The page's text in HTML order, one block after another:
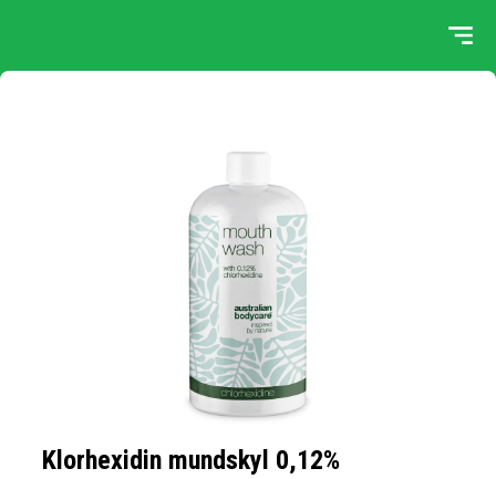
Klorhexidin mundskyl 0,12%